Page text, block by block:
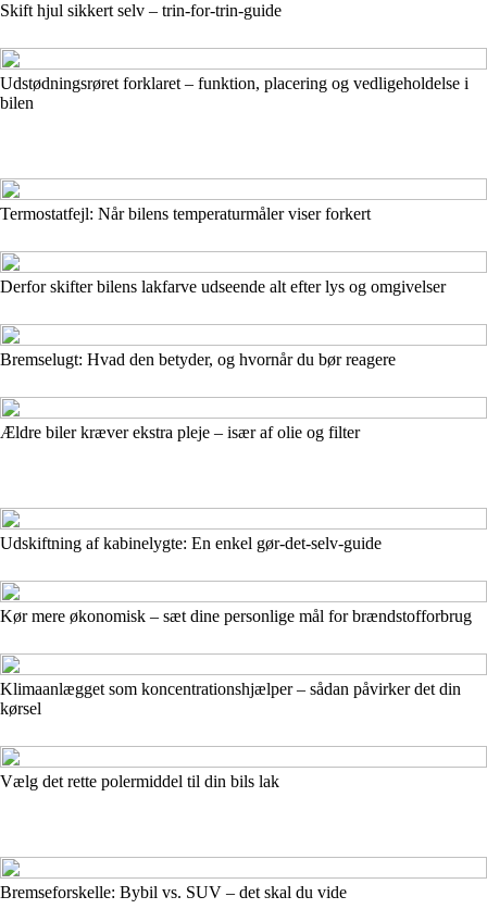
Skift hjul sikkert selv – trin-for-trin-guide
Udstødningsrøret forklaret – funktion, placering og vedligeholdelse i
bilen
Termostatfejl: Når bilens temperaturmåler viser forkert
Derfor skifter bilens lakfarve udseende alt efter lys og omgivelser
Bremse­lugt: Hvad den betyder, og hvornår du bør reagere
Ældre biler kræver ekstra pleje – især af olie og filter
Udskiftning af kabinelygte: En enkel gør-det-selv-guide
Kør mere økonomisk – sæt dine personlige mål for brændstofforbrug
Klimaanlægget som koncentrationshjælper – sådan påvirker det din
kørsel
Vælg det rette polermiddel til din bils lak
Bremseforskelle: Bybil vs. SUV – det skal du vide